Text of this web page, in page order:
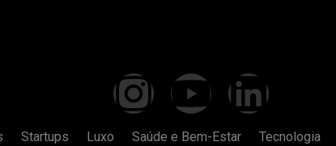
Startups Luxo Saúde e Bem-Estar Tecnologia